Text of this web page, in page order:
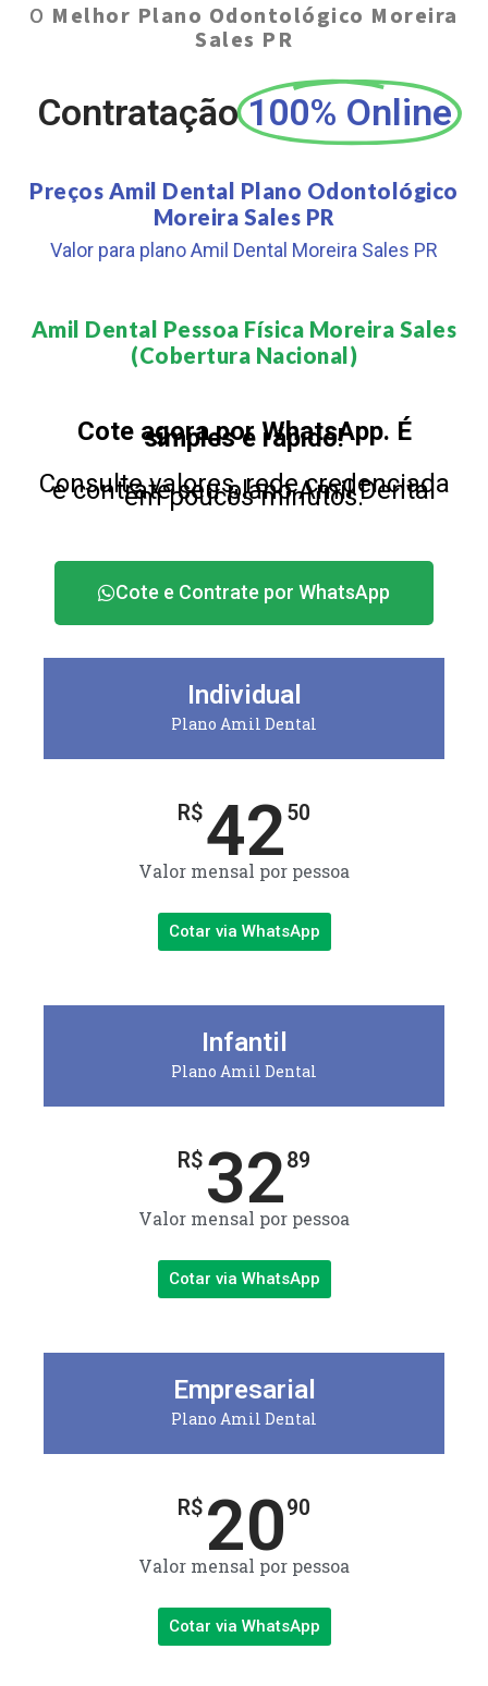
O Melhor Plano Odontológico Moreira
Sales PR
Contratação 100% Online
Preços Amil Dental Plano Odontológico
Moreira Sales PR
Valor para plano Amil Dental Moreira Sales PR
Amil Dental Pessoa Física Moreira Sales
(Cobertura Nacional)​
Cote agora por WhatsApp. É
simples e rápido!
Consulte valores, rede credenciada
e contrate seu plano Amil Dental
em poucos minutos.
Cote e Contrate por WhatsApp
Individual
Plano Amil Dental
R$4250
Valor mensal por pessoa
Cotar via WhatsApp
Infantil
Plano Amil Dental
R$ 3289
Valor mensal por pessoa
Cotar via WhatsApp
Empresarial
Plano Amil Dental
R$ 2090
Valor mensal por pessoa
Cotar via WhatsApp